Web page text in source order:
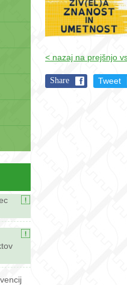
< nazaj na prejšnjo
Share Tweet